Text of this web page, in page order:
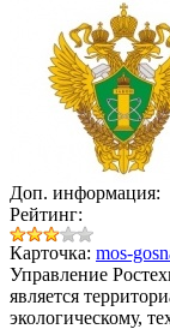
Доп. информация:
Рейтинг:
Карточка: mos-
Управление
является
экологическому,